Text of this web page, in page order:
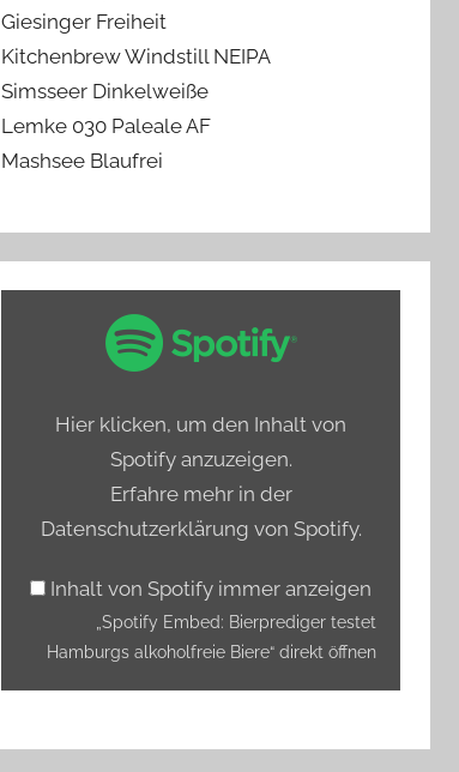
Giesinger Freiheit
Kitchenbrew Windstill NEIPA
Simsseer Dinkelweiße
Lemke 030 Paleale AF
Mashsee Blaufrei
Bierprediger
Spotify
Hier klicken, um den Inhalt von
Spotify anzuzeigen.
Erfahre mehr in der
Datenschutzerklärung von Spotify.
Inhalt von Spotify immer anzeigen
„Spotify Embed: Bierprediger testet
Hamburgs alkoholfreie Biere“ direkt öffnen